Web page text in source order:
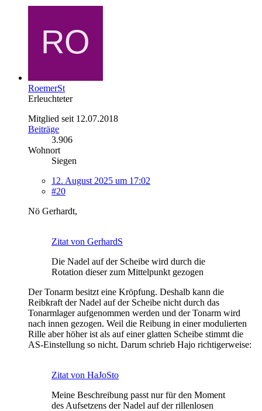
RoemerSt
Erleuchteter
Mitglied seit 12.07.2018
Beiträge
3.906
Wohnort
Siegen
12. August 2025 um 17:02
#20
Nö Gerhardt,
Zitat von GerhardS
Die Nadel auf der Scheibe wird durch die
Rotation dieser zum Mittelpunkt gezogen
Der Tonarm besitzt eine Kröpfung. Deshalb kann die
Reibkraft der Nadel auf der Scheibe nicht durch das
Tonarmlager aufgenommen werden und der Tonarm wird
nach innen gezogen. Weil die Reibung in einer modulierten
Rille aber höher ist als auf einer glatten Scheibe stimmt die
AS-Einstellung so nicht. Darum schrieb Hajo richtigerweise:
Zitat von HaJoSto
Meine Beschreibung passt nur für den Moment
des Aufsetzens der Nadel auf der rillenlosen